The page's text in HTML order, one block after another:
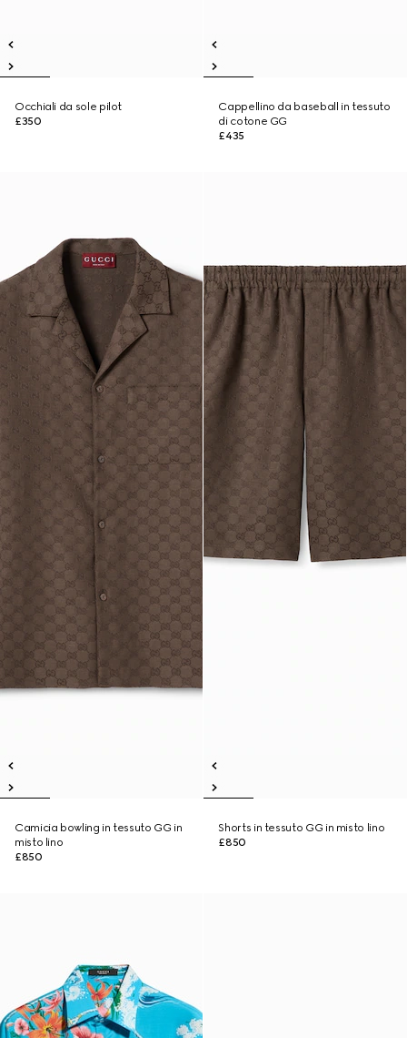
Occhiali da sole pilot
£350
Cappellino da baseball in tessuto
di cotone GG
£435
Camicia bowling in tessuto GG in
misto lino
£850
Shorts in tessuto GG in misto lino
£850